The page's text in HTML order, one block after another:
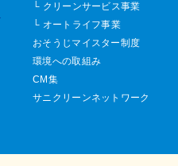
└ クリーンサービス事業
└ オートライフ事業
おそうじマイスター制度
環境への取組み
CM集
サニクリーンネットワーク